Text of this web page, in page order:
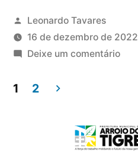
Leonardo Tavares
16 de dezembro de 2022
Deixe um comentário
1 2